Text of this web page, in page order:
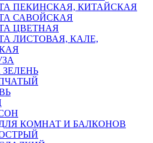
ПЕКИНСКАЯ, КИТАЙСКАЯ
САВОЙСКАЯ
ЦВЕТНАЯ
ЛИСТОВАЯ, КАЛЕ,
КОМНАТ И БАЛКОНОВ